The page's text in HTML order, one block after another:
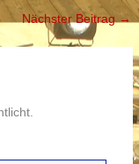
Nächster Beitrag →